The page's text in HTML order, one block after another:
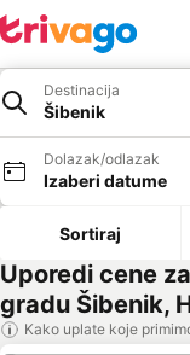
Destinacija
Šibenik
Dolazak/odlazak
Izaberi datume
Sortiraj
Uporedi cene
gradu Šibenik,
Kako uplate koje